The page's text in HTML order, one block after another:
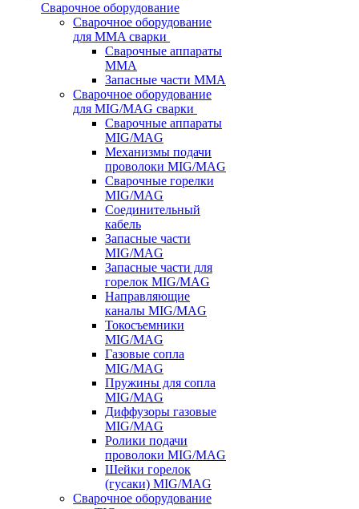
Сварочное оборудование
Сварочное оборудование
для MMA сварки
Сварочные аппараты
MMA
Запасные части MMA
Сварочное оборудование
для MIG/MAG сварки
Сварочные аппараты
MIG/MAG
Механизмы подачи
проволоки MIG/MAG
Сварочные горелки
MIG/MAG
Соединительный
кабель
Запасные части
MIG/MAG
Запасные части для
горелок MIG/MAG
Направляющие
каналы MIG/MAG
Токосъемники
MIG/MAG
Газовые сопла
MIG/MAG
Пружины для сопла
MIG/MAG
Диффузоры газовые
MIG/MAG
Ролики подачи
проволоки MIG/MAG
Шейки горелок
(гусаки) MIG/MAG
Сварочное оборудование